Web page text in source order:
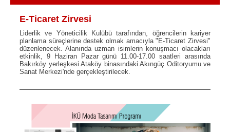
E-Ticaret Zirvesi
Liderlik ve Yöneticilik Kulübü tarafından, öğrencilerin kariyer
planlama süreçlerine destek olmak amacıyla "E-Ticaret Zirvesi"
düzenlenecek. Alanında uzman isimlerin konuşmacı olacakları
etkinlik, 9 Haziran Pazar günü 11.00-17.00 saatleri arasında
Bakırköy yerleşkesi Ataköy binasındaki Akıngüç Oditoryumu ve
Sanat Merkezi'nde gerçekleştirilecek.